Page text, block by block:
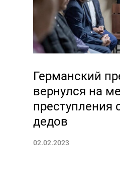
Германский
вернулся на
преступления
дедов
02.02.2023